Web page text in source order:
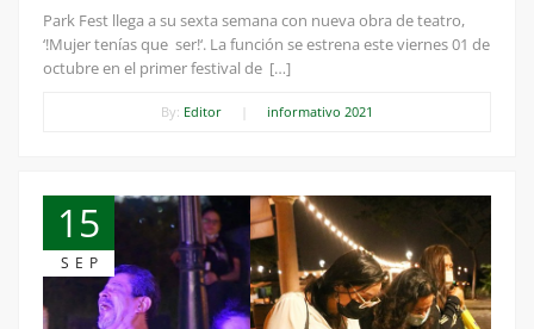
Park Fest llega a su sexta semana con nueva obra de teatro,
‘!Mujer tenías que ser!‘. La función se estrena este viernes 01 de
octubre en el primer festival de […]
By: Editor informativo 2021
15
SEP